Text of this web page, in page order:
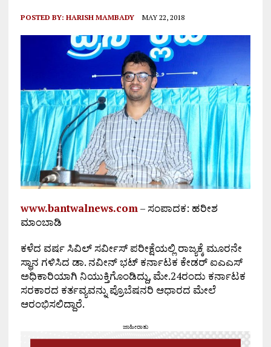
POSTED BY: HARISH MAMBADY MAY 22, 2018
www.bantwalnews.com– ಸಂಪಾದಕ: ಹರೀಶ
ಮಾಂಬಾಡಿ
ಕಳೆದ ವರ್ಷ ಸಿವಿಲ್ ಸರ್ವೀಸ್ ಪರೀಕ್ಷೆಯಲ್ಲಿ ರಾಜ್ಯಕ್ಕೆ ಮೂರನೇ
ಸ್ಥಾನ ಗಳಿಸಿದ ಡಾ. ನವೀನ್ ಭಟ್ ಕರ್ನಾಟಕ ಕೇಡರ್ ಐಎಎಸ್
ಅಧಿಕಾರಿಯಾಗಿ ನಿಯುಕ್ತಿಗೊಂಡಿದ್ದು, ಮೇ.24ರಂದು ಕರ್ನಾಟಕ
ಸರಕಾರದ ಕರ್ತವ್ಯವನ್ನು ಪ್ರೊಬೆಷನರಿ ಆಧಾರದ ಮೇಲೆ
ಆರಂಭಿಸಲಿದ್ದಾರೆ.
ಜಾಹೀರಾತು